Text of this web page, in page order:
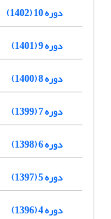
دوره 10 (1402)
دوره 9 (1401)
دوره 8 (1400)
دوره 7 (1399)
دوره 6 (1398)
دوره 5 (1397)
دوره 4 (1396)